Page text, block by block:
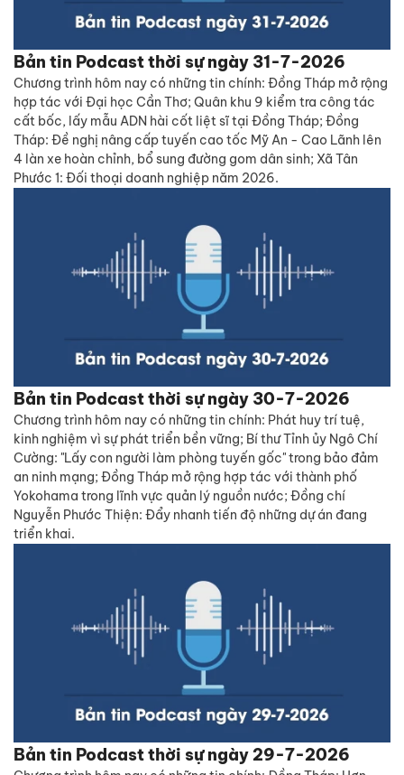
Bản tin Podcast thời sự ngày 31-7-2026
Chương trình hôm nay có những tin chính: Đồng Tháp mở rộng
hợp tác với Đại học Cần Thơ; Quân khu 9 kiểm tra công tác
cất bốc, lấy mẫu ADN hài cốt liệt sĩ tại Đồng Tháp; Đồng
Tháp: Đề nghị nâng cấp tuyến cao tốc Mỹ An - Cao Lãnh lên
4 làn xe hoàn chỉnh, bổ sung đường gom dân sinh; Xã Tân
Phước 1: Đối thoại doanh nghiệp năm 2026.
Bản tin Podcast thời sự ngày 30-7-2026
Chương trình hôm nay có những tin chính: Phát huy trí tuệ,
kinh nghiệm vì sự phát triển bền vững; Bí thư Tỉnh ủy Ngô Chí
Cường: "Lấy con người làm phòng tuyến gốc" trong bảo đảm
an ninh mạng; Đồng Tháp mở rộng hợp tác với thành phố
Yokohama trong lĩnh vực quản lý nguồn nước; Đồng chí
Nguyễn Phước Thiện: Đẩy nhanh tiến độ những dự án đang
triển khai.
Bản tin Podcast thời sự ngày 29-7-2026